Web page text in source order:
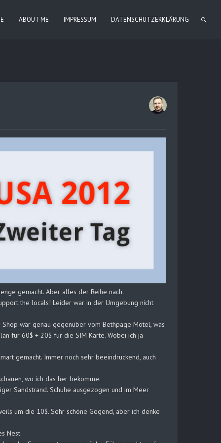
ABOUT ME IMPRESSUM DATENSCHUTZERKLÄRUNG
gemacht. Aber alles der Reihe nach.
the locals! Leider war in der Umgebung nicht
war genau gegenüber vom Bethpage Motel, was
für 60$ + 20$ für die SIM Karte. Wobei ich ja
gemacht. Immer noch sehr beeindruckend, auch
wo ich das her bekomme.
Sandstrand. Schuhe ausgezogen und im Meer
um die 10$. Sehr schöne Gegend, aber ich denke
Nest.